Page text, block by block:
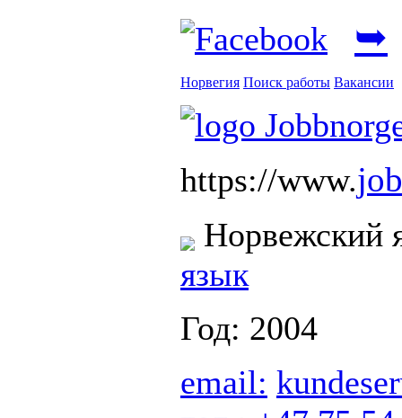
➥
Норвегия Поиск работы Вакансии
https://www.
Норвежский
язык
Год: 2004
email: